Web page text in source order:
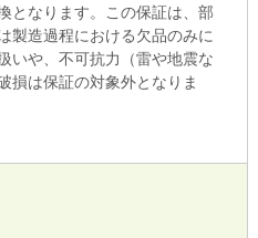
となります。この保証は、部
製造過程における欠品のみに
いや、不可抗力（雷や地震な
損は保証の対象外となりま